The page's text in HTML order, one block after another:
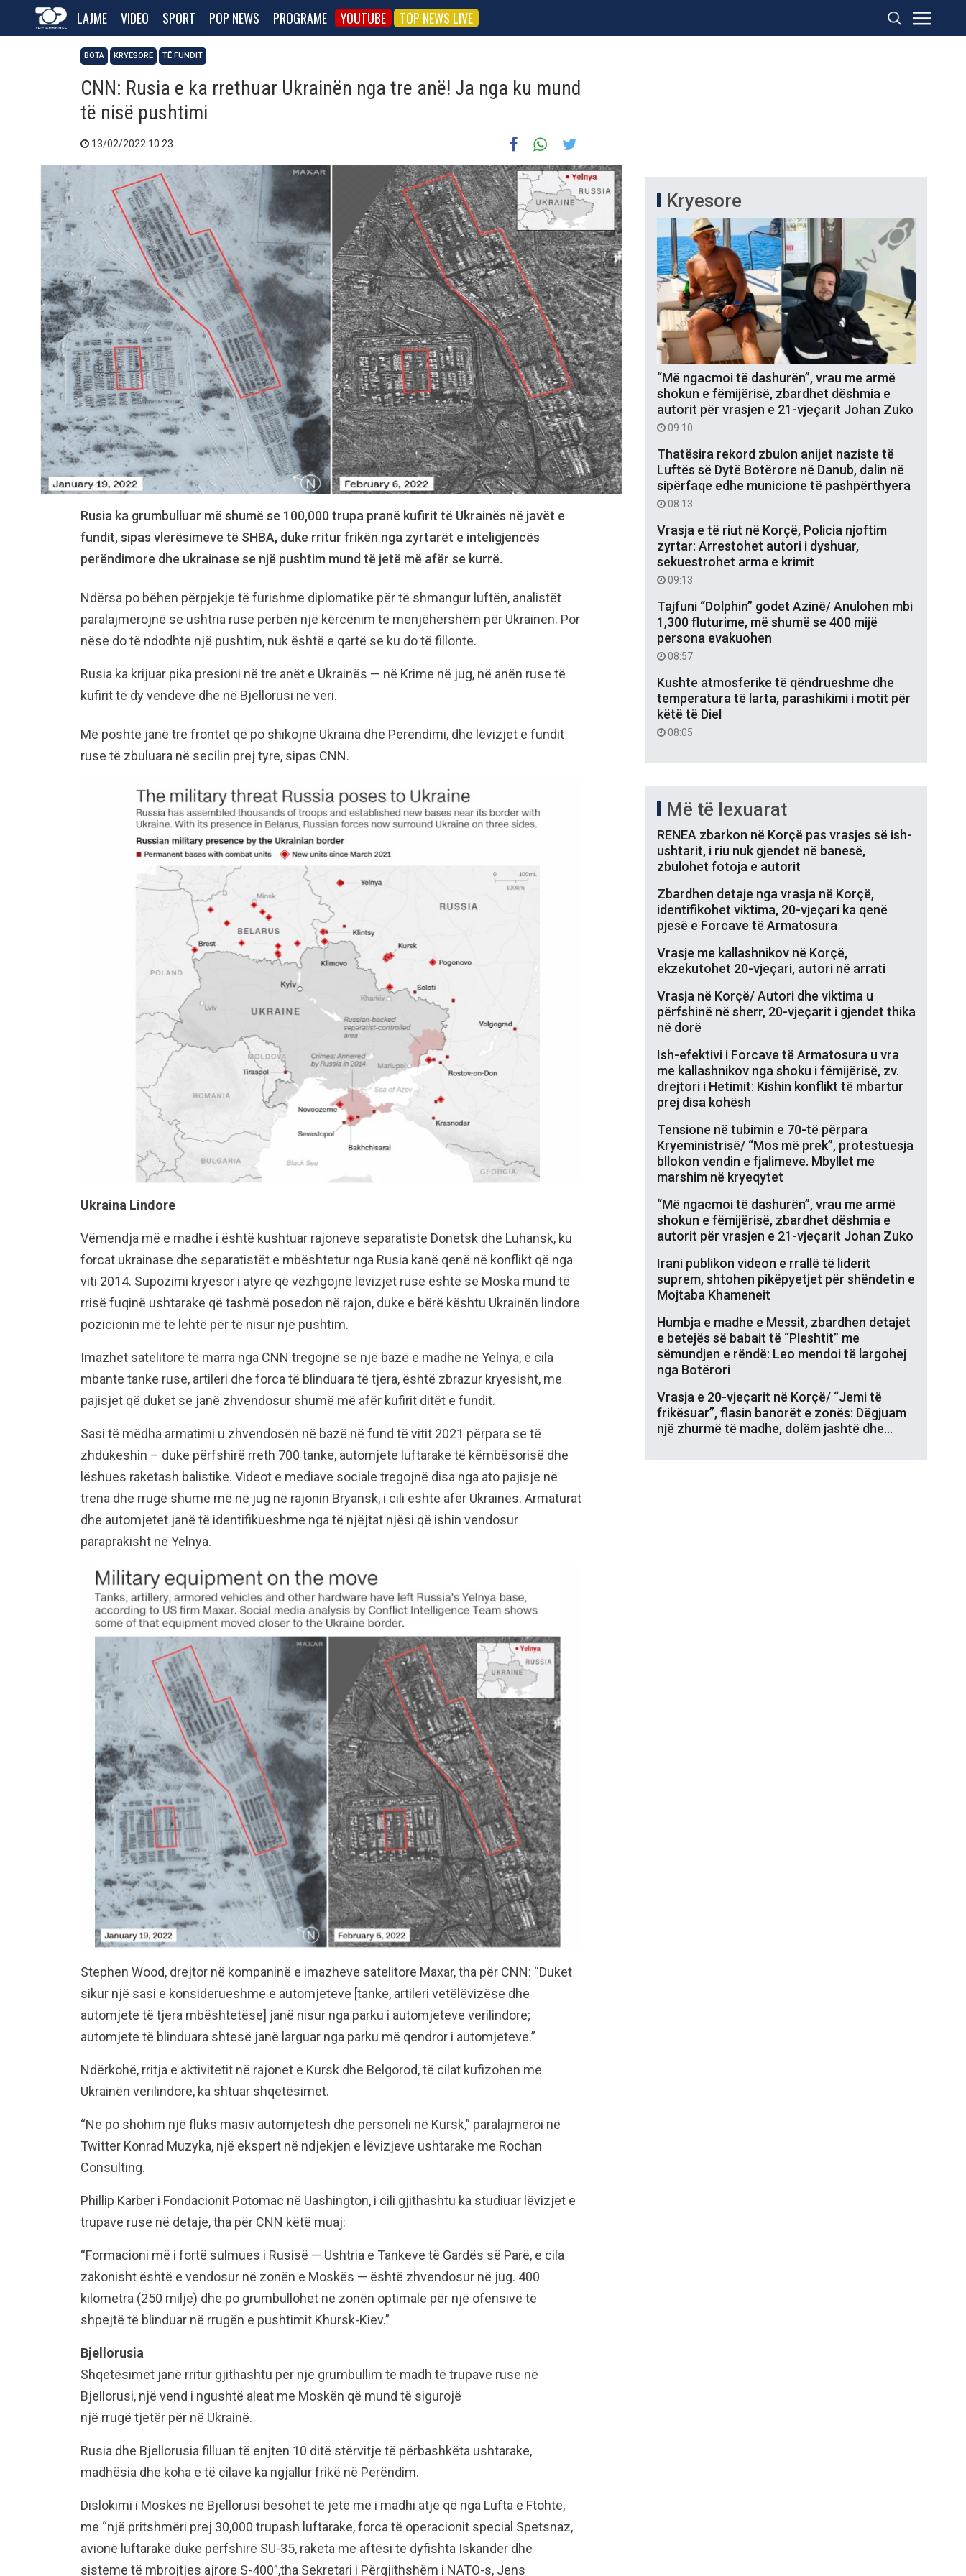
LAJME VIDEO SPORT POP NEWS PROGRAME YOUTUBE TOP NEWS LIVE
BOTA KRYESORE TË FUNDIT
CNN: Rusia e ka rrethuar Ukrainën nga tre anë! Ja nga ku mund
të nisë pushtimi
13/02/2022 10:23
Rusia ka grumbulluar më shumë se 100,000 trupa pranë kufirit të Ukrainës në javët e
fundit, sipas vlerësimeve të SHBA, duke rritur frikën nga zyrtarët e inteligjencës
perëndimore dhe ukrainase se një pushtim mund të jetë më afër se kurrë.
Ndërsa po bëhen përpjekje të furishme diplomatike për të shmangur luftën, analistët
paralajmërojnë se ushtria ruse përbën një kërcënim të menjëhershëm për Ukrainën. Por
nëse do të ndodhte një pushtim, nuk është e qartë se ku do të fillonte.
Rusia ka krijuar pika presioni në tre anët e Ukrainës — në Krime në jug, në anën ruse të
kufirit të dy vendeve dhe në Bjellorusi në veri.
Më poshtë janë tre frontet që po shikojnë Ukraina dhe Perëndimi, dhe lëvizjet e fundit
ruse të zbuluara në secilin prej tyre, sipas CNN.
Ukraina Lindore
Vëmendja më e madhe i është kushtuar rajoneve separatiste Donetsk dhe Luhansk, ku
forcat ukrainase dhe separatistët e mbështetur nga Rusia kanë qenë në konflikt që nga
viti 2014. Supozimi kryesor i atyre që vëzhgojnë lëvizjet ruse është se Moska mund të
rrisë fuqinë ushtarake që tashmë posedon në rajon, duke e bërë kështu Ukrainën lindore
pozicionin më të lehtë për të nisur një pushtim.
Imazhet satelitore të marra nga CNN tregojnë se një bazë e madhe në Yelnya, e cila
mbante tanke ruse, artileri dhe forca të blinduara të tjera, është zbrazur kryesisht, me
pajisjet që duket se janë zhvendosur shumë më afër kufirit ditët e fundit.
Sasi të mëdha armatimi u zhvendosën në bazë në fund të vitit 2021 përpara se të
zhdukeshin – duke përfshirë rreth 700 tanke, automjete luftarake të këmbësorisë dhe
lëshues raketash balistike. Videot e mediave sociale tregojnë disa nga ato pajisje në
trena dhe rrugë shumë më në jug në rajonin Bryansk, i cili është afër Ukrainës. Armaturat
dhe automjetet janë të identifikueshme nga të njëjtat njësi që ishin vendosur
paraprakisht në Yelnya.
Stephen Wood, drejtor në kompaninë e imazheve satelitore Maxar, tha për CNN: “Duket
sikur një sasi e konsiderueshme e automjeteve [tanke, artileri vetëlëvizëse dhe
automjete të tjera mbështetëse] janë nisur nga parku i automjeteve verilindore;
automjete të blinduara shtesë janë larguar nga parku më qendror i automjeteve.”
Ndërkohë, rritja e aktivitetit në rajonet e Kursk dhe Belgorod, të cilat kufizohen me
Ukrainën verilindore, ka shtuar shqetësimet.
“Ne po shohim një fluks masiv automjetesh dhe personeli në Kursk,” paralajmëroi në
Twitter Konrad Muzyka, një ekspert në ndjekjen e lëvizjeve ushtarake me Rochan
Consulting.
Phillip Karber i Fondacionit Potomac në Uashington, i cili gjithashtu ka studiuar lëvizjet e
trupave ruse në detaje, tha për CNN këtë muaj:
“Formacioni më i fortë sulmues i Rusisë — Ushtria e Tankeve të Gardës së Parë, e cila
zakonisht është e vendosur në zonën e Moskës — është zhvendosur në jug. 400
kilometra (250 milje) dhe po grumbullohet në zonën optimale për një ofensivë të
shpejtë të blinduar në rrugën e pushtimit Khursk-Kiev.”
Bjellorusia
Shqetësimet janë rritur gjithashtu për një grumbullim të madh të trupave ruse në
Bjellorusi, një vend i ngushtë aleat me Moskën që mund të sigurojë
një rrugë tjetër për në Ukrainë.
Rusia dhe Bjellorusia filluan të enjten 10 ditë stërvitje të përbashkëta ushtarake,
madhësia dhe koha e të cilave ka ngjallur frikë në Perëndim.
Dislokimi i Moskës në Bjellorusi besohet të jetë më i madhi atje që nga Lufta e Ftohtë,
me “një pritshmëri prej 30,000 trupash luftarake, forca të operacionit special Spetsnaz,
avionë luftarakë duke përfshirë SU-35, raketa me aftësi të dyfishta Iskander dhe
sisteme të mbrojtjes ajrore S-400”,tha Sekretari i Përgjithshëm i NATO-s, Jens
Kryesore
“Më ngacmoi të dashurën”, vrau me armë
shokun e fëmijërisë, zbardhet dëshmia e
autorit për vrasjen e 21-vjeçarit Johan Zuko
09:10
Thatësira rekord zbulon anijet naziste të
Luftës së Dytë Botërore në Danub, dalin në
sipërfaqe edhe municione të pashpërthyera
08:13
Vrasja e të riut në Korçë, Policia njoftim
zyrtar: Arrestohet autori i dyshuar,
sekuestrohet arma e krimit
09:13
Tajfuni “Dolphin” godet Azinë/ Anulohen mbi
1,300 fluturime, më shumë se 400 mijë
persona evakuohen
08:57
Kushte atmosferike të qëndrueshme dhe
temperatura të larta, parashikimi i motit për
këtë të Diel
08:05
Më të lexuarat
RENEA zbarkon në Korçë pas vrasjes së ish-
ushtarit, i riu nuk gjendet në banesë,
zbulohet fotoja e autorit
Zbardhen detaje nga vrasja në Korçë,
identifikohet viktima, 20-vjeçari ka qenë
pjesë e Forcave të Armatosura
Vrasje me kallashnikov në Korçë,
ekzekutohet 20-vjeçari, autori në arrati
Vrasja në Korçë/ Autori dhe viktima u
përfshinë në sherr, 20-vjeçarit i gjendet thika
në dorë
Ish-efektivi i Forcave të Armatosura u vra
me kallashnikov nga shoku i fëmijërisë, zv.
drejtori i Hetimit: Kishin konflikt të mbartur
prej disa kohësh
Tensione në tubimin e 70-të përpara
Kryeministrisë/ “Mos më prek”, protestuesja
bllokon vendin e fjalimeve. Mbyllet me
marshim në kryeqytet
“Më ngacmoi të dashurën”, vrau me armë
shokun e fëmijërisë, zbardhet dëshmia e
autorit për vrasjen e 21-vjeçarit Johan Zuko
Irani publikon videon e rrallë të liderit
suprem, shtohen pikëpyetjet për shëndetin e
Mojtaba Khameneit
Humbja e madhe e Messit, zbardhen detajet
e betejës së babait të “Pleshtit” me
sëmundjen e rëndë: Leo mendoi të largohej
nga Botërori
Vrasja e 20-vjeçarit në Korçë/ “Jemi të
frikësuar”, flasin banorët e zonës: Dëgjuam
një zhurmë të madhe, dolëm jashtë dhe…